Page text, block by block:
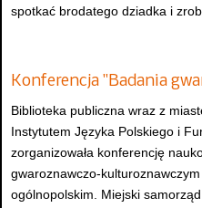
spotkać brodatego dziadka i
Konferencja "Badania
Biblioteka publiczna wraz z
Instytutem Języka Polskiego i
zorganizowała konferencję
gwaroznawczo-
ogólnopolskim. Miejski samorząd